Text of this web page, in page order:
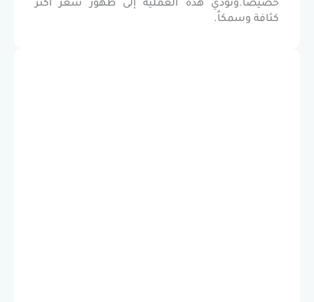
هذه العملية إلى ظهور شعر أكثر